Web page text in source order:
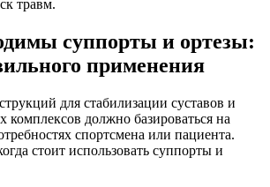
травм.
суппорты и ортезы:
применения
для стабилизации суставов и
должно базироваться на
спортсмена или пациента.
стоит использовать суппорты и